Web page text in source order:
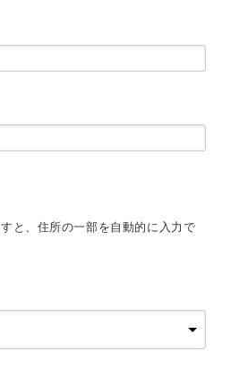
と、住所の一部を自動的に入力で